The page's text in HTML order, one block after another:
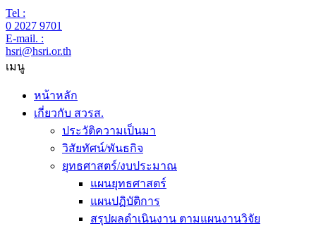
Tel :
0 2027 9701
E-mail. :
hsri@hsri.or.th
เมนู
หน้าหลัก
เกี่ยวกับ สวรส.
ประวัติความเป็นมา
วิสัยทัศน์/พันธกิจ
ยุทธศาสตร์/งบประมาณ
แผนยุทธศาสตร์
แผนปฏิบัติการ
สรุปผลดำเนินงาน ตามแผนงานวิจัย